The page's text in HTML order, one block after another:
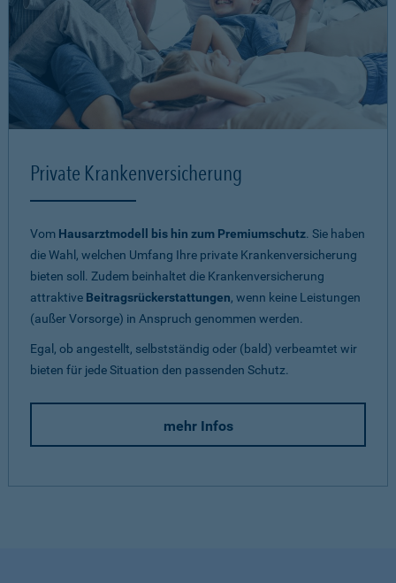
Private Krankenversicherung
Vom Hausarztmodell bis hin zum Premiumschutz. Sie haben
die Wahl, welchen Umfang Ihre private Krankenversicherung
bieten soll. Zudem beinhaltet die Krankenversicherung
attraktive Beitragsrückerstattungen, wenn keine Leistungen
(außer Vorsorge) in Anspruch genommen werden.
Egal, ob angestellt, selbstständig oder (bald) verbeamtet wir
bieten für jede Situation den passenden Schutz.
mehr Infos